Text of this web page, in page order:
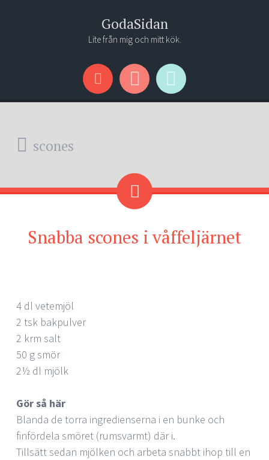
GodaSidan
Lite från mig och mitt kök.
Menu
Widgets
Search
scones
Snabba scones i våffeljärnet
4 dl vetemjöl
2 tsk bakpulver
2 krm salt
50 g smör
2½ dl mjölk
Gör så här
Blanda de torra ingredienserna i en bunke och
finfördela smöret (rumsvarmt) där i.
Tillsätt sedan mjölken och arbeta snabbt ihop till en